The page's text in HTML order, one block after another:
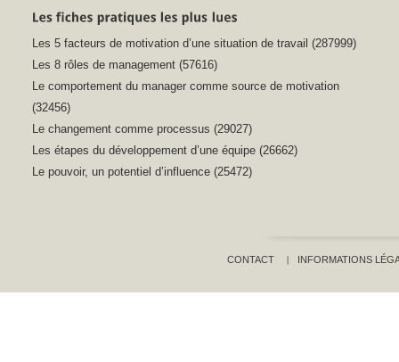
Les 5 facteurs de motivation d’une situation de travail (287999)
Les 8 rôles de management (57616)
Le comportement du manager comme source de motivation
(32456)
Le changement comme processus (29027)
Les étapes du développement d’une équipe (26662)
Le pouvoir, un potentiel d’influence (25472)
CONTACT INFORMATIONS